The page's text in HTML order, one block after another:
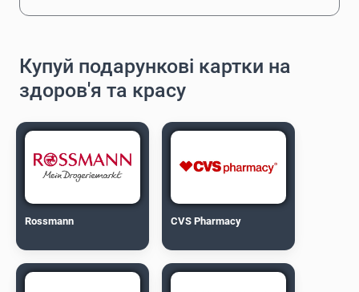
Купуй подарункові картки на
здоров'я та красу
Rossmann CVS Pharmacy